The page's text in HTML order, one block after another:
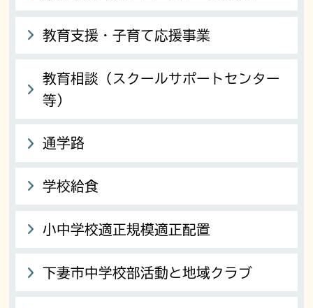
教育支援・子育て応援事業
教育相談（スクールサポートセンター
等）
通学路
学校給食
小中学校適正規模適正配置
下妻市中学校部活動と地域クラブ